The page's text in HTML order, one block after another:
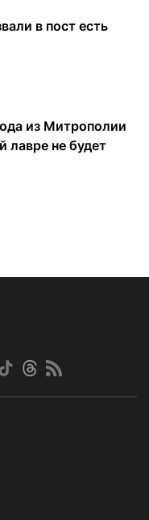
в пост есть
из Митрополии
лавре не будет